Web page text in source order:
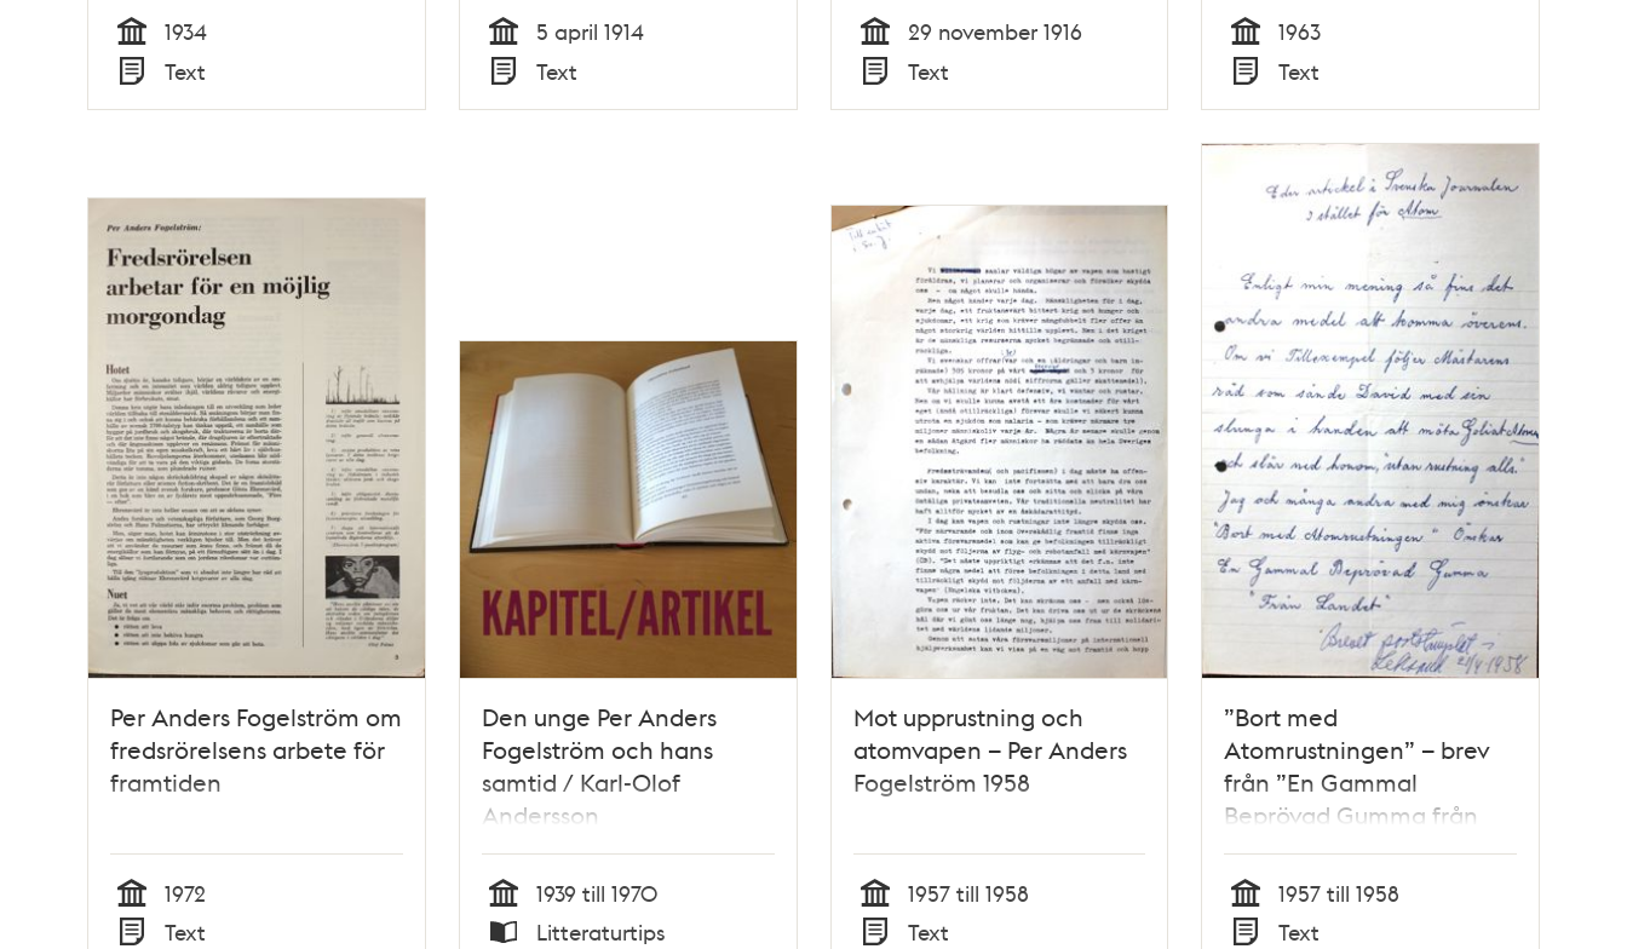
Tid
1934
Typ
Text Tid
5 april 1914
Typ
Text Tid
29 november 1916
Typ
Text Tid
1963
Typ
Text
Per Anders Fogelström om
fredsrörelsens arbete för
framtiden
Tid
1972
Text
Den unge Per Anders
Fogelström och hans
samtid / Karl-Olof
Andersson
Tid
1939 till 1970
Litteraturtips
Mot upprustning och
atomvapen – Per Anders
Fogelström 1958
Tid
1957 till 1958
Text
”Bort med
Atomrustningen” – brev
från ”En Gammal
Beprövad Gumma från
Landet” 1958
Tid
1957 till 1958
Text